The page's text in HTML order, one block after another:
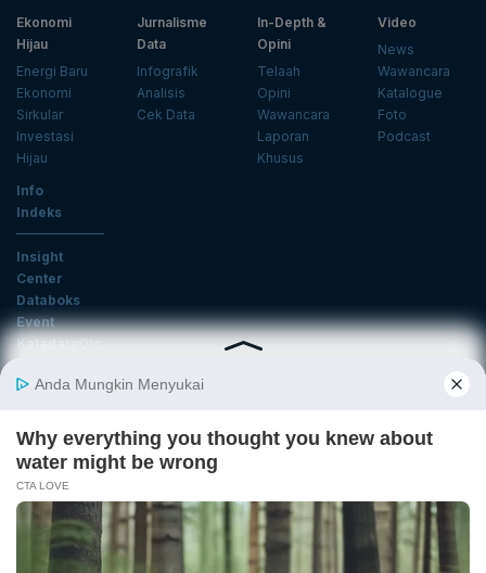
Ekonomi
Hijau
Energi Baru
Ekonomi
Sirkular
Investasi
Hijau
Jurnalisme
Data
Infografik
Analisis
Cek Data
In-Depth &
Opini
Telaah
Opini
Wawancara
Laporan
Khusus
Video
News
Wawancara
Katalogue
Foto
Podcast
Info
Indeks
Insight
Center
Databoks
Event
KatadataOto
Email
Daftar